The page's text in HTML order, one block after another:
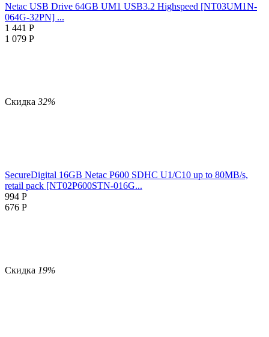
Netac USB Drive 64GB UM1 USB3.2 Highspeed [NT03UM1N-
064G-32PN] ...
1 441 Р
1 079 Р
Скидка 32%
SecureDigital 16GB Netac P600 SDHC U1/C10 up to 80MB/s,
retail pack [NT02P600STN-016G...
994 Р
676 Р
Скидка 19%